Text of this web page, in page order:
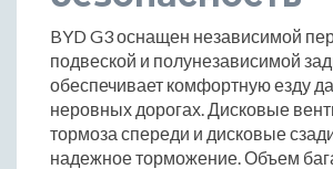
BYD G3 оснащен независимой
подвеской и полунезависимой
обеспечивает комфортную езду
неровных дорогах. Дисковые
тормоза спереди и дисковые
надежное торможение. Объем